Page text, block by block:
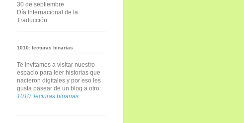
30 de septiembre
Día Internacional de la
Traducción
1010: lecturas binarias
Te invitamos a visitar nuestro
espacio para leer historias que
nacieron digitales y por eso les
gusta pasear de un blog a otro:
1010: lecturas binarias